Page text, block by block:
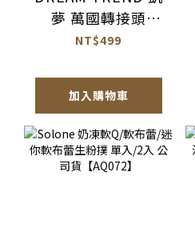
夢 萬國轉接頭
【BH017】
NT$499
加入購物車